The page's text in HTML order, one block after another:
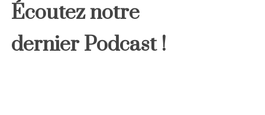
Écoutez notre
dernier Podcast !